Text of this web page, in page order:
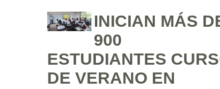
INICIAN MÁS
900
ESTUDIANTES
DE VERANO EN